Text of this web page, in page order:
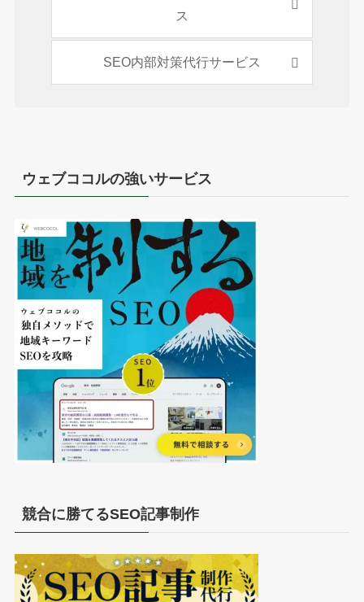
ス
SEO内部対策代行サービス
ウェブココルの強いサービス
競合に勝てるSEO記事制作